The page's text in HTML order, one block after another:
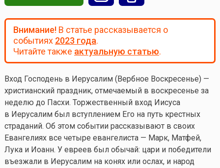
Внимание!В статье рассказывается о
событиях 2023 года.
Читайте также актуальную статью.
Вход Господень в Иерусалим (Вербное Воскресенье) —
христианский праздник, отмечаемый в воскресенье за
неделю до Пасхи. Торжественный вход Иисуса
в Иерусалим был вступлением Его на путь крестных
страданий. Об этом событии рассказывают в своих
Евангелиях все четыре евангелиста — Марк, Матфей,
Лука и Иоанн. У евреев был обычай: цари и победители
въезжали в Иерусалим на конях или ослах, и народ